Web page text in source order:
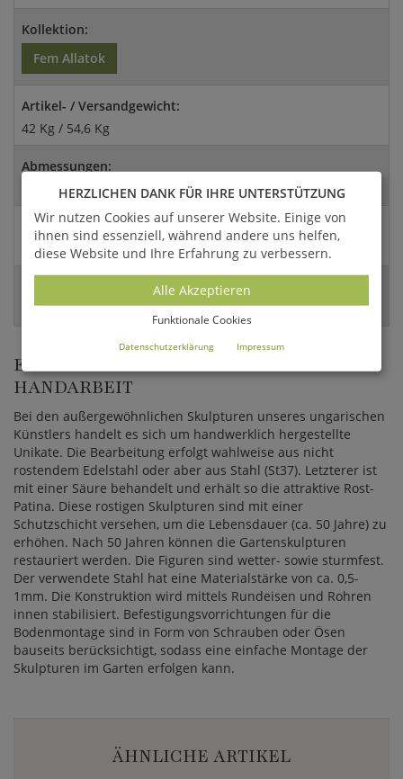
Kollektion:
Fem Allatok
Artikel- / Versandgewicht:
42 Kg / 54,6 Kg
Abmessungen:
268x80x120cm (HxBxT)
Versandart:
Spedition
4056026323513
EINZIGARTIGE METALL SKULPTUREN IN
HANDARBEIT
Bei den außergewöhnlichen Skulpturen unseres ungarischen
Künstlers handelt es sich um handwerklich hergestellte
Unikate. Die Bearbeitung erfolgt wahlweise aus nicht
rostendem Edelstahl oder aber aus Stahl (St37). Letzterer ist
mit einer Säure behandelt und erhält so die attraktive Rost-
Patina. Diese rostigen Skulpturen sind mit einer
Schutzschicht versehen, um die Lebensdauer (ca. 50 Jahre) zu
erhöhen. Nach 50 Jahren können die Gartenskulpturen
restauriert werden. Die Figuren sind wetter- sowie sturmfest.
Der verwendete Stahl hat eine Materialstärke von ca. 0,5-
1mm. Die Konstruktion wird mittels Rundeisen und Rohren
innen stabilisiert. Befestigungsvorrichtungen für die
Bodenmontage sind in Form von Schrauben oder Ösen
bauseits berücksichtigt, sodass eine einfache Montage der
Skulpturen im Garten erfolgen kann.
ÄHNLICHE ARTIKEL
HERZLICHEN DANK FÜR IHRE UNTERSTÜTZUNG
Wir nutzen Cookies auf unserer Website. Einige von
ihnen sind essenziell, während andere uns helfen,
diese Website und Ihre Erfahrung zu verbessern.
Alle Akzeptieren
Funktionale Cookies
Datenschutzerklärung Impressum